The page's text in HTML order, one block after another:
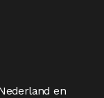
en